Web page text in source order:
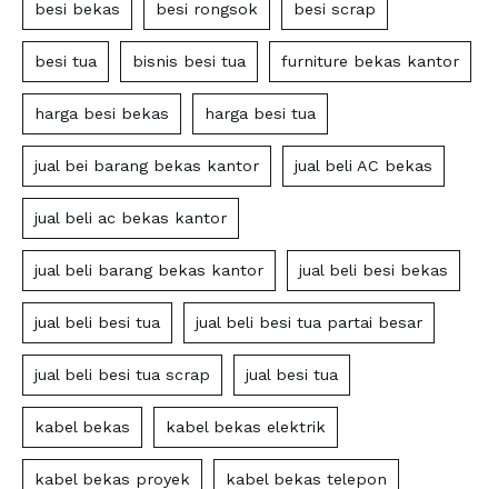
besi bekas besi rongsok besi scrap
besi tua bisnis besi tua furniture bekas kantor
harga besi bekas harga besi tua
jual bei barang bekas kantor jual beli AC bekas
jual beli ac bekas kantor
jual beli barang bekas kantor jual beli besi bekas
jual beli besi tua jual beli besi tua partai besar
jual beli besi tua scrap jual besi tua
kabel bekas kabel bekas elektrik
kabel bekas proyek kabel bekas telepon